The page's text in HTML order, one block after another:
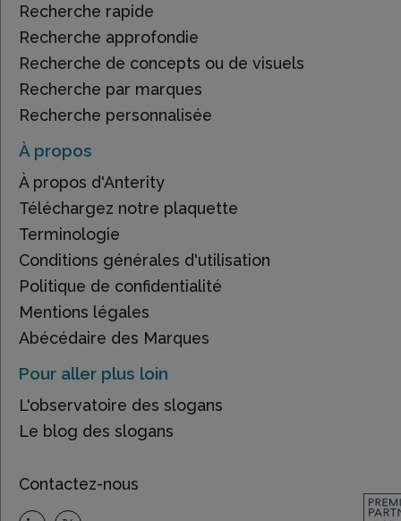
Recherche rapide
Recherche approfondie
Recherche de concepts ou de visuels
Recherche par marques
Recherche personnalisée
À propos
À propos d'Anterity
Téléchargez notre plaquette
Terminologie
Conditions générales d'utilisation
Politique de confidentialité
Mentions légales
Abécédaire des Marques
Pour aller plus loin
L'observatoire des slogans
Le blog des slogans
Contactez-nous